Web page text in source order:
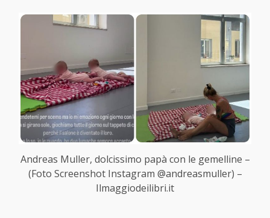
Andreas Muller, dolcissimo papà con le gemelline –
(Foto Screenshot Instagram @andreasmuller) –
Ilmaggiodeilibri.it